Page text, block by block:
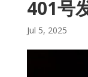
401号
Jul 5, 2025